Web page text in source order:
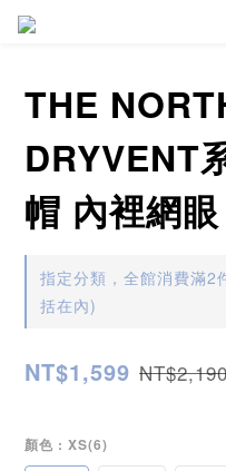
THE
DRYVENT
帽 內裡網
指定分類，全館消費滿2
括在內)
NT$1,599
顏色 : XS(6)